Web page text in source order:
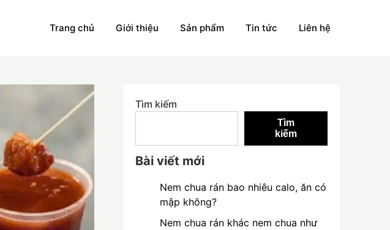
Trang chủ Giới thiệu Sản phẩm Tin tức Liên hệ
Tìm kiếm
Tìm
kiếm
Bài viết mới
Nem chua rán bao nhiêu calo, ăn có
mập không?
Nem chua rán khác nem chua như